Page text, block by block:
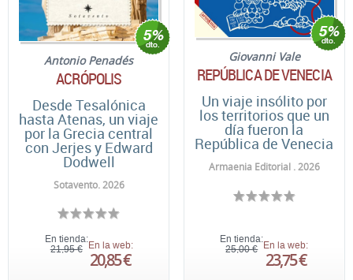
Antonio Penadés
ACRÓPOLIS
Desde Tesalónica
hasta Atenas, un viaje
por la Grecia central
con Jerjes y Edward
Dodwell
Sotavento. 2026
En tienda:
21,95 € En la web:
20,85 €
Giovanni Vale
REPÚBLICA DE VENECIA
Un viaje insólito por
los territorios que un
día fueron la
República de Venecia
Armaenia Editorial . 2026
En tienda:
25,00 €
En la web:
23,75 €